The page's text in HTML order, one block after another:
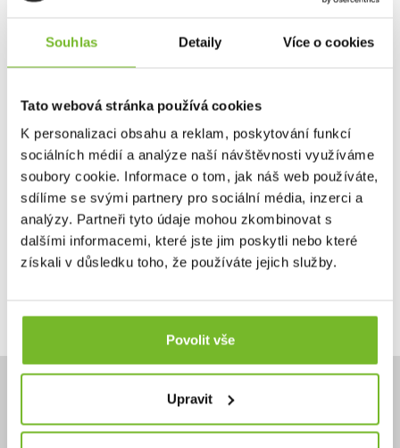
Souhlas Detaily Více o cookies
Tato webová stránka používá cookies
K personalizaci obsahu a reklam, poskytování funkcí
sociálních médií a analýze naší návštěvnosti využíváme
soubory cookie. Informace o tom, jak náš web používáte,
sdílíme se svými partnery pro sociální média, inzerci a
analýzy. Partneři tyto údaje mohou zkombinovat s
dalšími informacemi, které jste jim poskytli nebo které
získali v důsledku toho, že používáte jejich služby.
Povolit vše
Upravit
Taktická svítilna Ledlenser T2 25 Anniversary
1 350 Kč
Skladem: posledních 19 ks
Kód: 503266